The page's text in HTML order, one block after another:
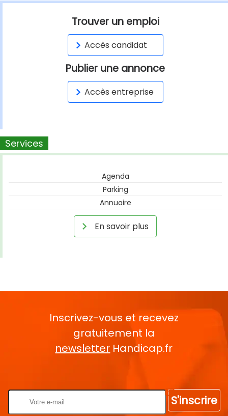
Trouver un emploi
Accès candidat
Publier une annonce
Accès entreprise
Services
Agenda
Parking
Annuaire
En savoir plus
Inscrivez-vous et recevez
gratuitement la
newsletter Handicap.fr
S'inscrire